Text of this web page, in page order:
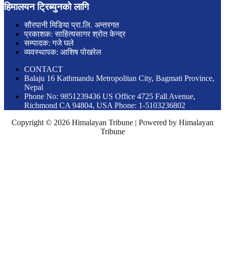
हिमालयन ट्रिब्युनको लागि
सौरपानी मिडिया प्रा.लि. अन्तरगत
प्रकाशक: साहित्यसागर श्रोत केन्द्र
सम्पादक: गजे घले
व्यवस्थापक: आशिष पोखरेल
CONTACT
Balaju 16 Kathmandu Metropolitan City, Bagmati Province,
Nepal
Phone No: 9851239436 US Office 4725 Fall Avenue,
Richmond CA 94804, USA Phone: 1-5103236802
Copyright © 2026 Himalayan Tribune | Powered by Himalayan
Tribune